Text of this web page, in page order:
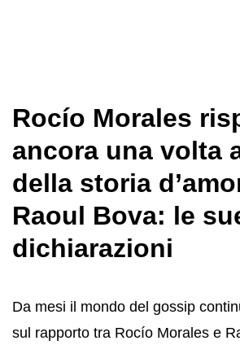
Rocío Morales
ancora una volta
della storia
Raoul Bova: le
dichiarazioni
Da mesi il mondo del gossip
sul rapporto tra Rocío Morales e